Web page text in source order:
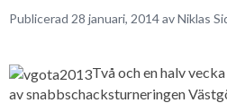
Publicerad 28 januari, 2014 av Niklas
Två och en halv
av snabbschacksturneringen